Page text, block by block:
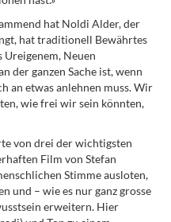
hat Noldi Alder, der
hat traditionell Bewährtes
Neuen
der ganzen Sache ist, wenn
an etwas anlehnen muss. Wir
wie frei wir sein könnten,
von drei der wichtigsten
Film von Stefan
Stimme ausloten,
und – wie es nur ganz grosse
erweitern. Hier